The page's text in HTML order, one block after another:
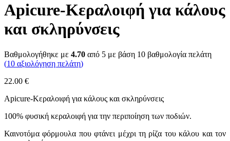
Apicure-Κεραλοιφή για κάλους
και σκληρύνσεις
Βαθμολογήθηκε με 4.70 από 5 με βάση 10 βαθμολογία πελάτη
(10 αξιολόγηση πελάτη)
22.00 €
Apicure-Κεραλοιφή για κάλους και σκληρύνσεις
100% φυσική κεραλοιφή για την περιποίηση των ποδιών.
Καινοτόμα φόρμουλα που φτάνει μέχρι τη ρίζα του κάλου και τον